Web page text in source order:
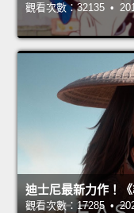
觀看次數：32135 •
迪士尼最新力作！
觀看次數：17285 •